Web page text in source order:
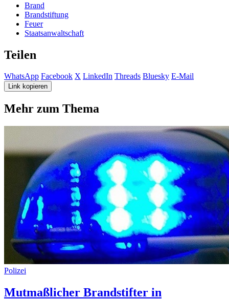
Brand
Brandstiftung
Feuer
Staatsanwaltschaft
Teilen
WhatsApp Facebook X LinkedIn Threads Bluesky E-Mail
Link kopieren
Mehr zum Thema
Polizei
Mutmaßlicher Brandstifter in